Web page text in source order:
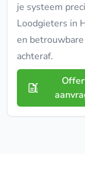
je systeem
Loodgieters in
en
achteraf.